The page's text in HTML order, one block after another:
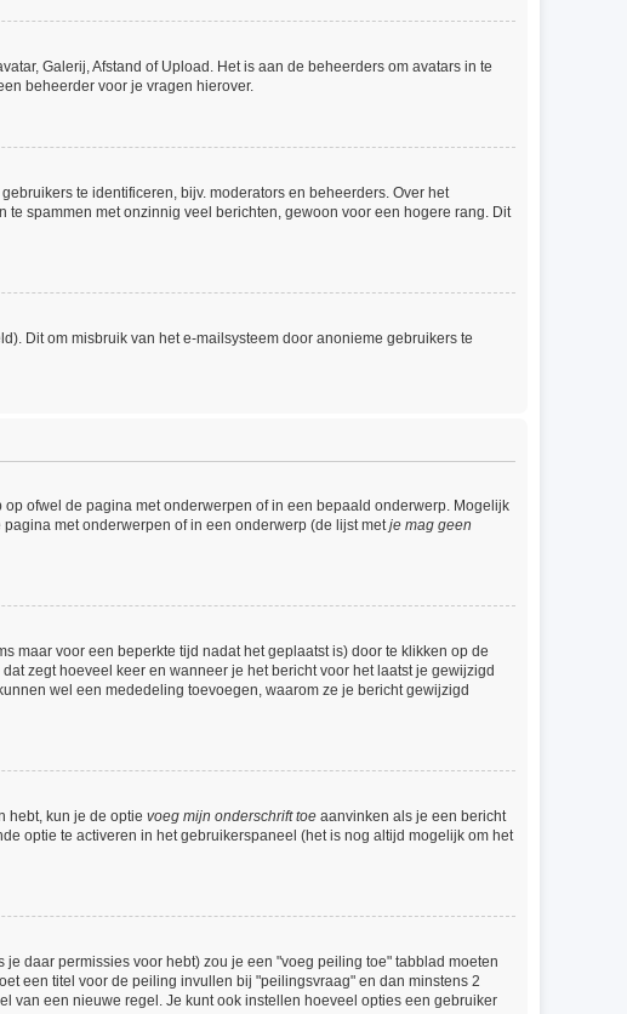
Galerij, Afstand of Upload. Het is aan de beheerders om avatars in te
beheerder voor je vragen hierover.
te identificeren, bijv. moderators en beheerders. Over het
spammen met onzinnig veel berichten, gewoon voor een hogere rang. Dit
Dit om misbruik van het e-mailsysteem door anonieme gebruikers te
ofwel de pagina met onderwerpen of in een bepaald onderwerp. Mogelijk
met onderwerpen of in een onderwerp (de lijst metje mag geen
maar voor een beperkte tijd nadat het geplaatst is) door te klikken op de
zegt hoeveel keer en wanneer je het bericht voor het laatst je gewijzigd
wel een mededeling toevoegen, waarom ze je bericht gewijzigd
hebt, kun je de optie voeg mijn onderschrift toe aanvinken als je een bericht
optie te activeren in het gebruikerspaneel (het is nog altijd mogelijk om het
daar permissies voor hebt) zou je een "voeg peiling toe" tabblad moeten
een titel voor de peiling invullen bij "peilingsvraag" en dan minstens 2
van een nieuwe regel. Je kunt ook instellen hoeveel opties een gebruiker